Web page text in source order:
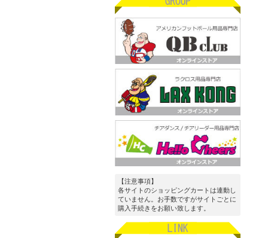
【注意事項】
各サイトのショッピングカートは連動し
ていません。お手数ですがサイトごとに
購入手続きをお願い致します。